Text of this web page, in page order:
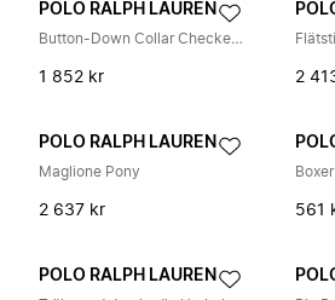
POLO RALPH LAUREN
Button-Down Collar Checked Cotton Oxford Shirt
1 852 kr 2
POLO RALPH LAUREN
Maglione Pony
2 637 kr 561
POLO RALPH LAUREN